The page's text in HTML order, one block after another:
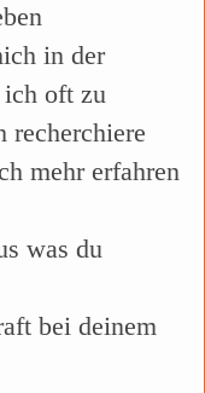
in der
oft zu
recherchiere
mehr erfahren
was du
bei deinem